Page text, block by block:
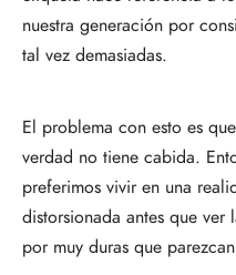
nuestra generación por
tal vez demasiadas.
El problema con esto es
verdad no tiene cabida.
preferimos vivir en una
distorsionada antes que ver
por muy duras que